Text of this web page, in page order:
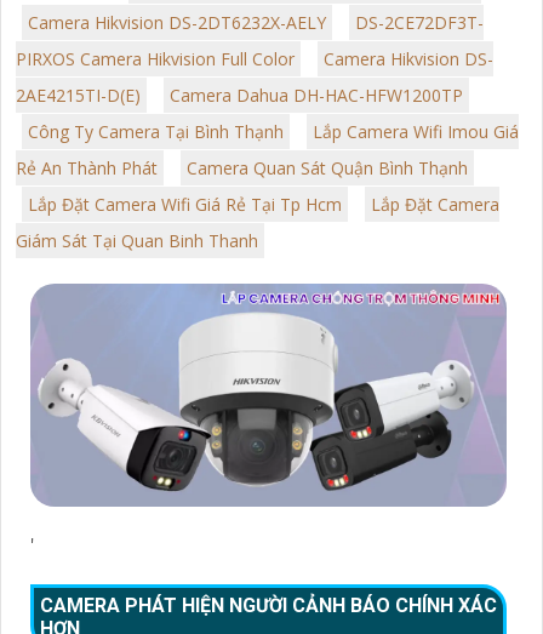
Camera Hikvision DS-2DT6232X-AELY
DS-2CE72DF3T-
PIRXOS Camera Hikvision Full Color
Camera Hikvision DS-
2AE4215TI-D(E)
Camera Dahua DH-HAC-HFW1200TP
Công Ty Camera Tại Bình Thạnh
Lắp Camera Wifi Imou Giá
Rẻ An Thành Phát
Camera Quan Sát Quận Bình Thạnh
Lắp Đặt Camera Wifi Giá Rẻ Tại Tp Hcm
Lắp Đặt Camera
Giám Sát Tại Quan Binh Thanh
'
CAMERA PHÁT HIỆN NGƯỜI CẢNH BÁO CHÍNH XÁC
HƠN